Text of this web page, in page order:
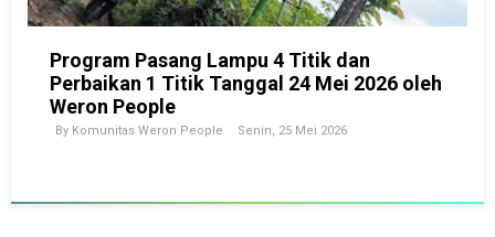
Program Pasang Lampu 4 Titik dan
Perbaikan 1 Titik Tanggal 24 Mei 2026 oleh
Weron People
By Komunitas Weron People Senin, 25 Mei 2026